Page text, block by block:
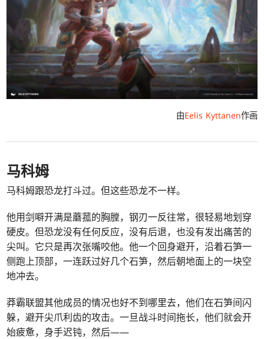
由Eelis Kyttanen作画
马科姆
马科姆跟恐龙打斗过。但这些恐龙不一样。
他用剑噼开满是蘑菰的胸膛，钢刃一反往常，很轻易地划穿
硬皮。但恐龙没有任何反应，没有后退，也没有发出痛苦的
尖叫。它只是再次张嘴咬他。他一个回身避开，沿着石笋一
侧跑上顶部，一连跃过好几个石笋，然后朝地面上的一块空
地冲去。
莽霸联盟其他成员的情况也好不到哪里去，他们在石笋间闪
躲，避开尖爪利齿的攻击。一旦战斗时间拖长，他们就会开
始疲惫，身手迟钝，然后——